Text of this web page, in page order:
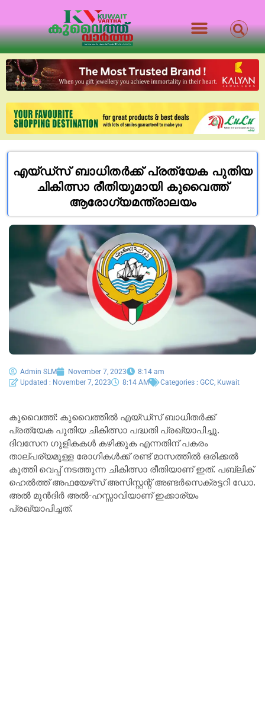
എയ്ഡ്‌സ് ബാധിതർക്ക് പ്രത്യേക പുതിയ
ചികിത്സാ രീതിയുമായി കുവൈത്ത്
ആരോഗ്യമന്ത്രാലയം
Admin SLM November 7, 2023
8:14 am
Updated : November 7, 2023
8:14 AM Categories : GCC Kuwait
കുവൈത്ത്: കുവൈത്തിൽ എയ്ഡ്‌സ് ബാധിതർക്ക്
പ്രത്യേക പുതിയ ചികിത്സാ പദ്ധതി പ്രഖ്യാപിച്ചു.
ദിവസേന ഗുളികകൾ കഴിക്കുക എന്നതിന് പകരം
താല്പര്യമുള്ള രോഗികൾക്ക് രണ്ട് മാസത്തിൽ ഒരിക്കൽ
കുത്തി വെപ്പ് നടത്തുന്ന ചികിത്സാ രീതിയാണ് ഇത്. പബ്ലിക്
ഹെൽത്ത് അഫയേഴ്‌സ് അസിസ്റ്റന്റ് അണ്ടർസെക്രട്ടറി ഡോ.
അൽ മുൻദിർ അൽ-ഹസ്സാവിയാണ് ഇക്കാര്യം
പ്രഖ്യാപിച്ചത്.